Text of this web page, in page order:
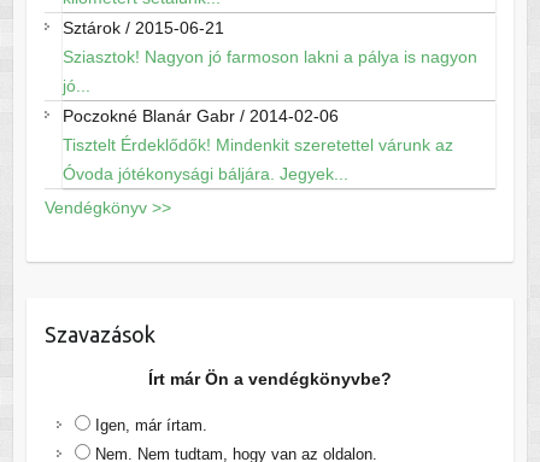
Sztárok/ 2015-06-21
Sziasztok! Nagyon jó farmoson lakni a pálya is nagyon
jó...
Poczokné Blanár Gabr/ 2014-02-06
Tisztelt Érdeklődők! Mindenkit szeretettel várunk az
Óvoda jótékonysági báljára. Jegyek...
Vendégkönyv >>
Szavazások
Írt már Ön a vendégkönyvbe?
Igen, már írtam.
Nem. Nem tudtam, hogy van az oldalon.